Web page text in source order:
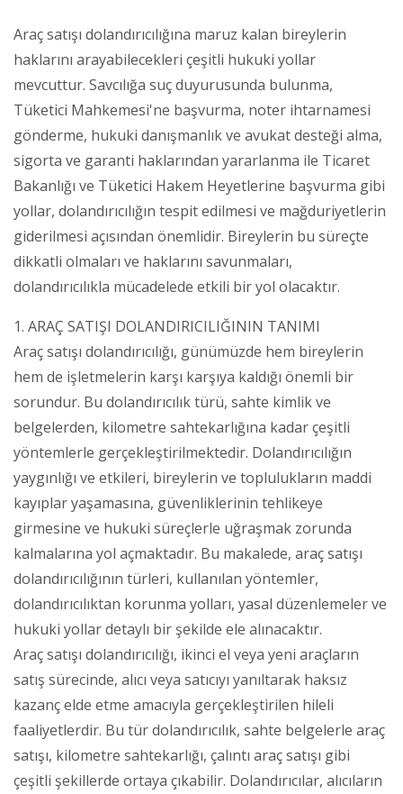
Araç satışı dolandırıcılığına maruz kalan bireylerin
haklarını arayabilecekleri çeşitli hukuki yollar
mevcuttur. Savcılığa suç duyurusunda bulunma,
Tüketici Mahkemesi'ne başvurma, noter ihtarnamesi
gönderme, hukuki danışmanlık ve avukat desteği alma,
sigorta ve garanti haklarından yararlanma ile Ticaret
Bakanlığı ve Tüketici Hakem Heyetlerine başvurma gibi
yollar, dolandırıcılığın tespit edilmesi ve mağduriyetlerin
giderilmesi açısından önemlidir. Bireylerin bu süreçte
dikkatli olmaları ve haklarını savunmaları,
dolandırıcılıkla mücadelede etkili bir yol olacaktır.
1. ARAÇ SATIŞI DOLANDIRICILIĞININ TANIMI
Araç satışı dolandırıcılığı, günümüzde hem bireylerin
hem de işletmelerin karşı karşıya kaldığı önemli bir
sorundur. Bu dolandırıcılık türü, sahte kimlik ve
belgelerden, kilometre sahtekarlığına kadar çeşitli
yöntemlerle gerçekleştirilmektedir. Dolandırıcılığın
yaygınlığı ve etkileri, bireylerin ve toplulukların maddi
kayıplar yaşamasına, güvenliklerinin tehlikeye
girmesine ve hukuki süreçlerle uğraşmak zorunda
kalmalarına yol açmaktadır. Bu makalede, araç satışı
dolandırıcılığının türleri, kullanılan yöntemler,
dolandırıcılıktan korunma yolları, yasal düzenlemeler ve
hukuki yollar detaylı bir şekilde ele alınacaktır.
Araç satışı dolandırıcılığı, ikinci el veya yeni araçların
satış sürecinde, alıcı veya satıcıyı yanıltarak haksız
kazanç elde etme amacıyla gerçekleştirilen hileli
faaliyetlerdir. Bu tür dolandırıcılık, sahte belgelerle araç
satışı, kilometre sahtekarlığı, çalıntı araç satışı gibi
çeşitli şekillerde ortaya çıkabilir. Dolandırıcılar, alıcıların